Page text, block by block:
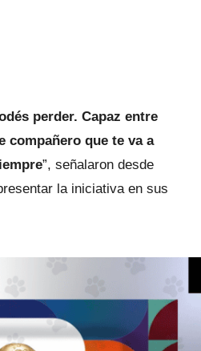
perder. Capaz entre
compañero que te va a
”, señalaron desde
la iniciativa en sus